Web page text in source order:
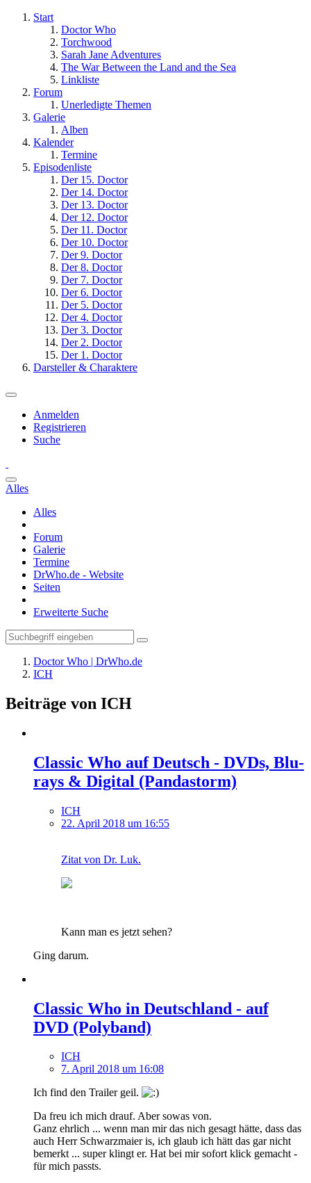
Start
Doctor Who
Torchwood
Sarah Jane Adventures
The War Between the Land and the Sea
Linkliste
Forum
Unerledigte Themen
Galerie
Alben
Kalender
Termine
Episodenliste
Der 15. Doctor
Der 14. Doctor
Der 13. Doctor
Der 12. Doctor
Der 11. Doctor
Der 10. Doctor
Der 9. Doctor
Der 8. Doctor
Der 7. Doctor
Der 6. Doctor
Der 5. Doctor
Der 4. Doctor
Der 3. Doctor
Der 2. Doctor
Der 1. Doctor
Darsteller & Charaktere
Anmelden
Registrieren
Suche
Alles
Alles
Forum
Galerie
Termine
DrWho.de - Website
Seiten
Erweiterte Suche
Doctor Who | DrWho.de
ICH
Beiträge von ICH
Classic Who auf Deutsch - DVDs, Blu-
rays & Digital (Pandastorm)
ICH
22. April 2018 um 16:55
Zitat von Dr. Luk.
Kann man es jetzt sehen?
Ging darum.
Classic Who in Deutschland - auf
DVD (Polyband)
ICH
7. April 2018 um 16:08
Ich find den Trailer geil.
Da freu ich mich drauf. Aber sowas von.
Ganz ehrlich ... wenn man mir das nich gesagt hätte, dass das
auch Herr Schwarzmaier is, ich glaub ich hätt das gar nicht
bemerkt ... super klingt er. Hat bei mir sofort klick gemacht -
für mich passts.